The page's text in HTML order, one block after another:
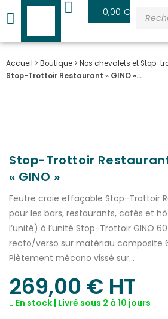
0,00€
Accueil > Boutique > Nos chevalets et Stop-
Stop-Trottoir Restaurant « GINO »…
Stop-Trottoir
« GINO »
Feutre craie effaçable Stop-Trottoir
pour les bars, restaurants, cafés et
l’unité) à l’unité Stop-Trottoir GINO
recto/verso sur matériau composite
Piètement mécano vissé sur…
269,00 € HT
En stock | Livré sous 2 à 10 jours